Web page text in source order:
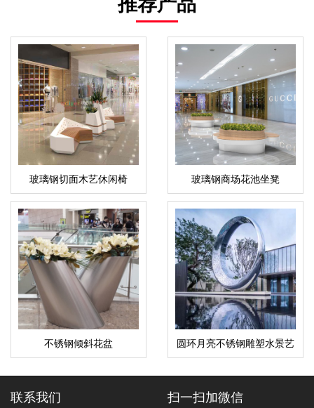
玻璃钢切面木艺休闲椅 玻璃钢商场花池坐凳
不锈钢倾斜花盆
圆环月亮不锈钢雕塑水景艺
术售楼部酒店摆件
联系我们 扫一扫加微信